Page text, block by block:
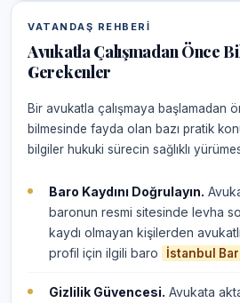
VATANDAŞ REHBERI
Avukatla Çalışmadan Önce
Gerekenler
Bir avukatla çalışmaya başlamadan
bilmesinde fayda olan bazı pratik
bilgiler hukuki sürecin sağlıklı
Baro Kaydını Doğrulayın.
baronun resmi sitesinde levha
kaydı olmayan kişilerden
profil için ilgili baro
İstanbul
Gizlilik Güvencesi. Avukata